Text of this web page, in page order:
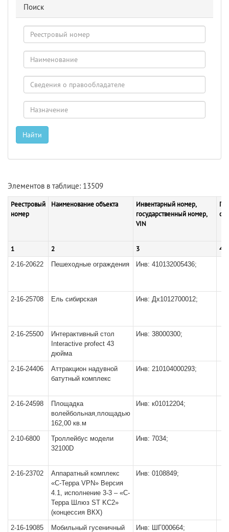
Поиск
Элементов в таблице: 13509
Реестровый
номер
Наименование объекта
Инвентарный номер,
государственный номер,
VIN
1 2 3 4
2-16-20622 Пешеходные ограждения Инв: 410132005436;
2-16-25708 Ель сибирская Инв: Дх1012700012;
2-16-25500
Интерактивный стол
Interactive profect 43
дюйма
Инв: 38000300;
2-16-24406
Аттракцион надувной
батутный комплекс
Инв: 210104000293;
2-16-24598
Площадка
волейбольная,площадью
162,00 кв.м
Инв: к01012204;
2-10-6800
Троллейбус модели
32100D
Инв: 7034;
2-16-23702
Аппаратный комплекс
«С-Терра VPN» Версия
4.1, исполнение 3-3 – «С-
Терра Шлюз ST KC2»
(концессия ВКХ)
Инв: 0108849;
2-16-19085
Мобильный гусеничный
Инв: ШГ000664;